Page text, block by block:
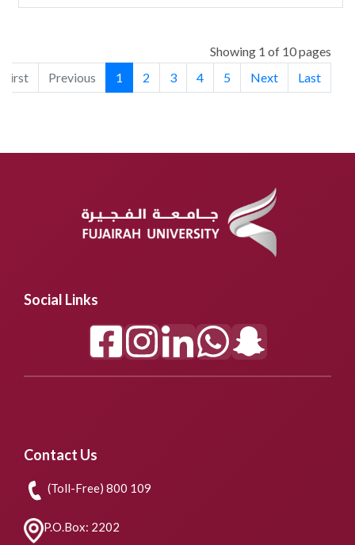
Showing 1 of 10 pages
First
Previous 1 2 3 4 5 Next Last
Social Links
Contact Us
(Toll-Free) 800 109
P.O.Box: 2202